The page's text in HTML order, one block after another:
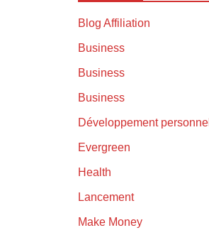
Blog Affiliation
Business
Business
Business
Développement personnel
Evergreen
Health
Lancement
Make Money